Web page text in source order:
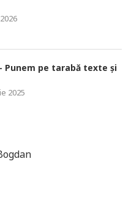
Punem pe tarabă texte și
2025